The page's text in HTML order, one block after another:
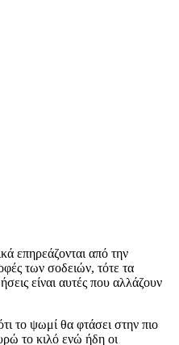
επηρεάζονται από την
των σοδειών, τότε τα
είναι αυτές που αλλάζουν
το ψωμί θα φτάσει στην πιο
το κιλό ενώ ήδη οι